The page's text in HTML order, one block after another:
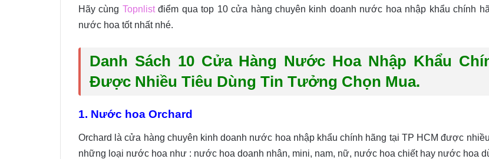
Hãy cùng Topnlistđiểm qua top 10 cửa hàng chuyên kinh doanh nước hoa nhập khẩu chính
nước hoa tốt nhất nhé.
Danh Sách 10 Cửa Hàng Nước Hoa Nhập Khẩu
Được Nhiều Tiêu Dùng Tin Tưởng Chọn Mua.
1. Nước hoa Orchard
Orchard là cửa hàng chuyên kinh doanh nước hoa nhập khẩu chính hãng tại TP HCM được
những loại nước hoa như : nước hoa doanh nhân, mini, nam, nữ, nước hoa chiết hay nước hoa